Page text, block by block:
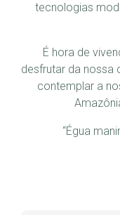
tecnologias
É hora de
desfrutar da nossa
contemplar a
“Égua